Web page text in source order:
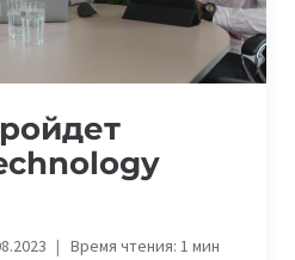
Время чтения: 1мин